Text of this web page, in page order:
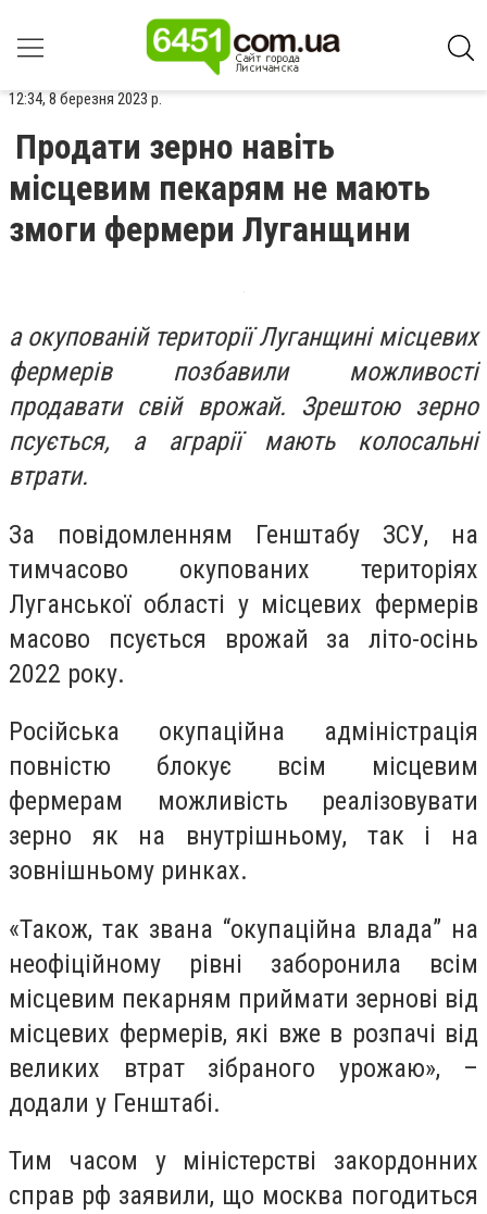
12:34, 8 березня 2023 р.
Продати зерно навіть
місцевим пекарям не мають
змоги фермери Луганщини
а окупованій території Луганщині місцевих
фермерів позбавили можливості
продавати свій врожай. Зрештою зерно
псується, а аграрії мають колосальні
втрати.
За повідомленням Генштабу ЗСУ, на
тимчасово окупованих територіях
Луганської області у місцевих фермерів
масово псується врожай за літо-осінь
2022 року.
Російська окупаційна адміністрація
повністю блокує всім місцевим
фермерам можливість реалізовувати
зерно як на внутрішньому, так і на
зовнішньому ринках.
«Також, так звана “окупаційна влада” на
неофіційному рівні заборонила всім
місцевим пекарням приймати зернові від
місцевих фермерів, які вже в розпачі від
великих втрат зібраного урожаю», –
додали у Генштабі.
Тим часом у міністерстві закордонних
справ рф заявили, що москва погодиться